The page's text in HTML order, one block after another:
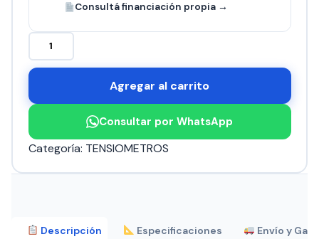
Consultá financiación propia →
TENSIOMETRO
PEDIATRICO
cantidad
Agregar al carrito
Consultar por WhatsApp
Categoría: TENSIOMETROS
Descripción Especificaciones Envío y